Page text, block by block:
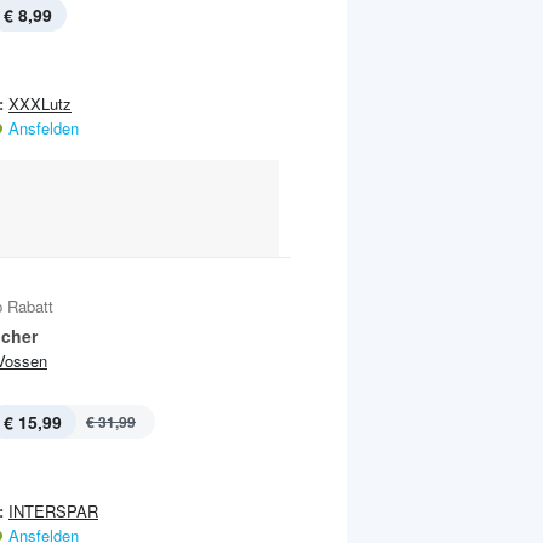
€ 8,99
XXXLutz
Ansfelden
Rabatt
€ 15,99 € 31,99
INTERSPAR
Ansfelden